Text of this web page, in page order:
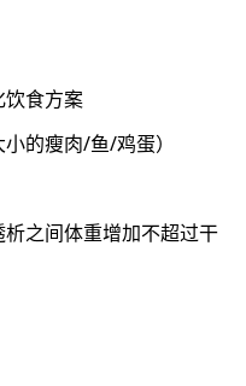
饮食方案
的瘦肉/鱼/鸡蛋）
之间体重增加不超过干